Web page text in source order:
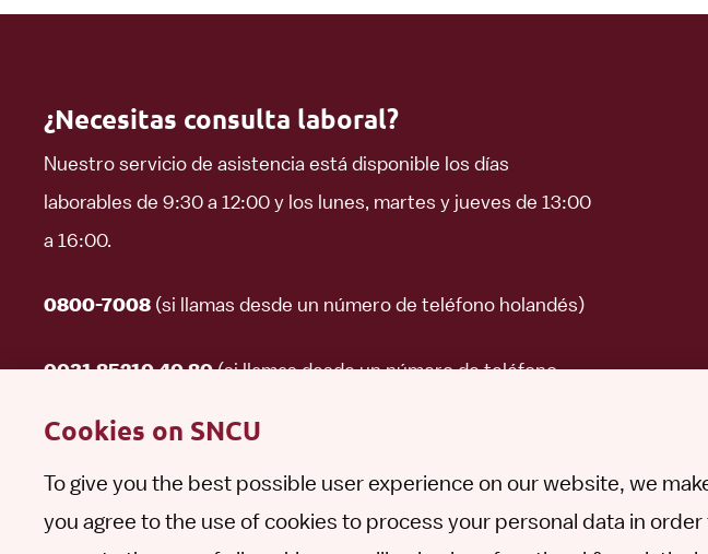
¿Necesitas consulta laboral?
Nuestro servicio de asistencia está disponible los días
laborables de 9:30 a 12:00 y los lunes, martes y jueves de 13:00
a 16:00.
0800-7008 (si llamas desde un número de teléfono holandés)
0031 85210 40 80(si llamas desde un número de teléfono
Haz una pregunta Contacto
Cookies on SNCU
To give you the best possible user experience on our website, we
you agree to the use of cookies to process your personal data in